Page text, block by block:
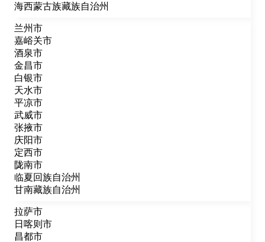
海西蒙古族藏族自治州
兰州市
嘉峪关市
酒泉市
金昌市
白银市
天水市
平凉市
武威市
张掖市
庆阳市
定西市
陇南市
临夏回族自治州
甘南藏族自治州
拉萨市
日喀则市
昌都市